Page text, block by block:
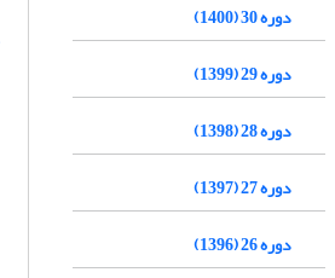
دوره 30 (1400)
دوره 29 (1399)
دوره 28 (1398)
دوره 27 (1397)
دوره 26 (1396)